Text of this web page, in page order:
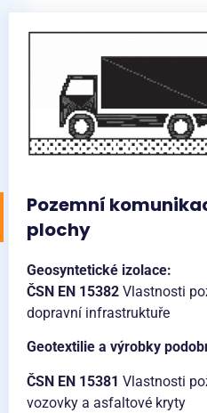
Pozemní
plochy
Geosyntetické izolace:
ČSN EN 15382 Vlastnosti
dopravní infrastruktuře
Geotextilie a výrobky
ČSN EN 15381 Vlastnosti
vozovky a asfaltové kryty